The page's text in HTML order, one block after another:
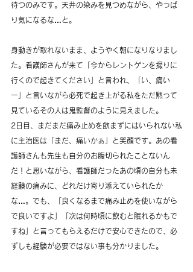
待つのみです。天井の染みを見つめながら、やっぱ
り気になるな…と。
身動きが取れないまま、ようやく朝になりなりまし
た。看護師さんが来て「今からレントゲンを撮りに
行くので起きてください」と言われ、「い、痛い
ー」と言いながら必死で起き上がる私をただ黙って
見ているその人は鬼監督のように見えました。
2日目、まだまだ痛み止めを飲まずにはいられない私
に主治医は「まだ、痛いかぁ」と笑顔です。あの看
護師さんも先生も自分のお腹切られたことないん
だ！と思いながら、看護師だったあの頃の自分も未
経験の痛みに、どれだけ寄り添えていられたか
な…。でも、「良くなるまで痛み止めを使いながら
で良いですよ」「次は何時頃に飲むと眠れるかもで
すね」と言ってもらえるだけで安心できたので、必
ずしも経験が必要ではない事も分かりました。